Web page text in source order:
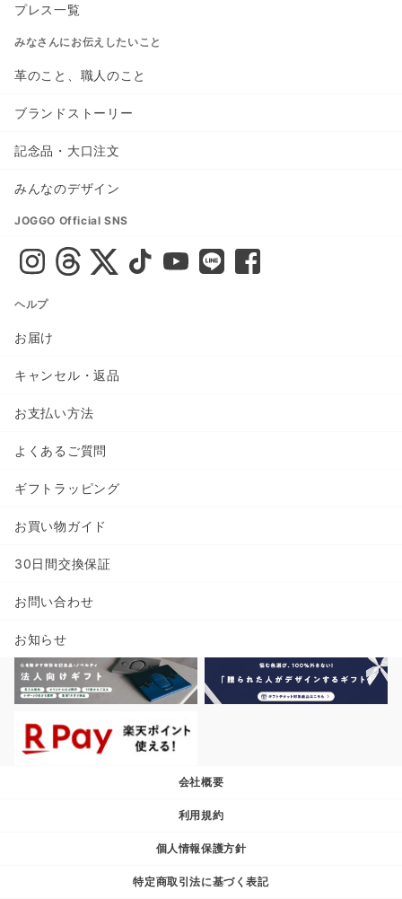
プレス一覧
みなさんにお伝えしたいこと
革のこと、職人のこと
ブランドストーリー
記念品・大口注文
みんなのデザイン
JOGGO Official SNS
ヘルプ
お届け
キャンセル・返品
お支払い方法
よくあるご質問
ギフトラッピング
お買い物ガイド
30日間交換保証
お問い合わせ
お知らせ
会社概要
利用規約
個人情報保護方針
特定商取引法に基づく表記